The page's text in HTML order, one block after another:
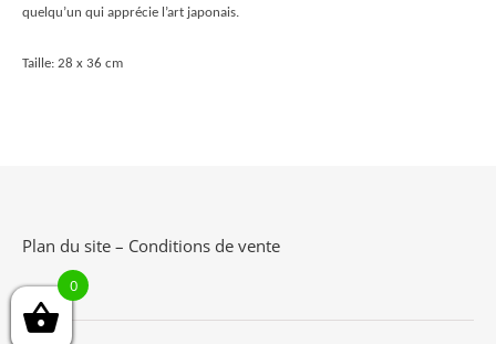
quelqu’un qui apprécie l’art japonais.
Taille: 28 x 36 cm
Plan du site – Conditions de vente
0